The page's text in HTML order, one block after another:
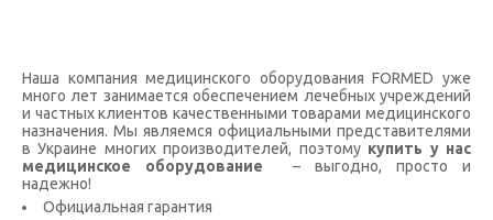
Наша компания медицинского оборудования FORMED уже
много лет занимается обеспечением лечебных учреждений
и частных клиентов качественными товарами медицинского
назначения. Мы являемся официальными представителями
в Украине многих производителей, поэтому купить у нас
медицинское оборудование
– выгодно, просто и
надежно!
Официальная гарантия